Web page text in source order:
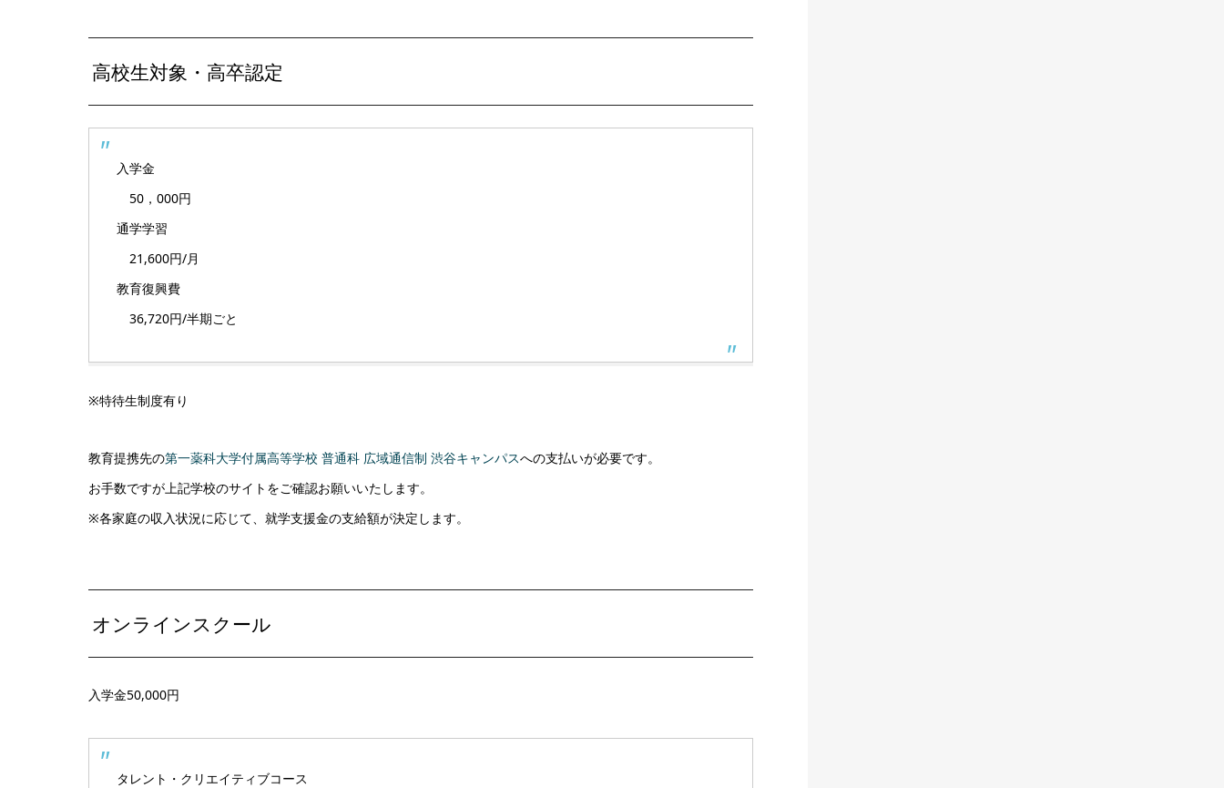
高校生対象・高卒認定
入学金
50，000円
通学学習
21,600円/月
教育復興費
36,720円/半期ごと
※特待生制度有り
教育提携先の第一薬科大学付属高等学校 普通科 広域通信制 渋谷キャンパスへの支払いが必要です。
お手数ですが上記学校のサイトをご確認お願いいたします。
※各家庭の収入状況に応じて、就学支援金の支給額が決定します。
オンラインスクール
入学金50,000円
タレント・クリエイティブコース